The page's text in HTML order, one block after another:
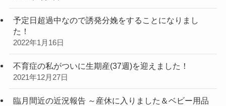
予定日超過中なので誘発分娩をすることになりまし
た！
2022年1月16日
不育症の私がついに生期産(37週)を迎えました！
2021年12月27日
臨月間近の近況報告 ～産休に入りました＆ベビー用品